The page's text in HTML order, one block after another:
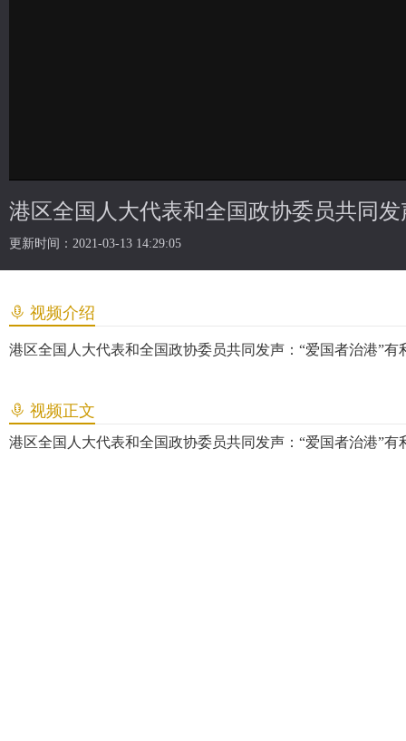
更新时间：2021-03-13 14:29:05
视频介绍
港区全国人大代表和全国政协委员共同发声：“爱国者治港”有
视频正文
港区全国人大代表和全国政协委员共同发声：“爱国者治港”有